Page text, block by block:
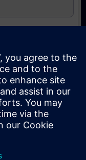
à
à